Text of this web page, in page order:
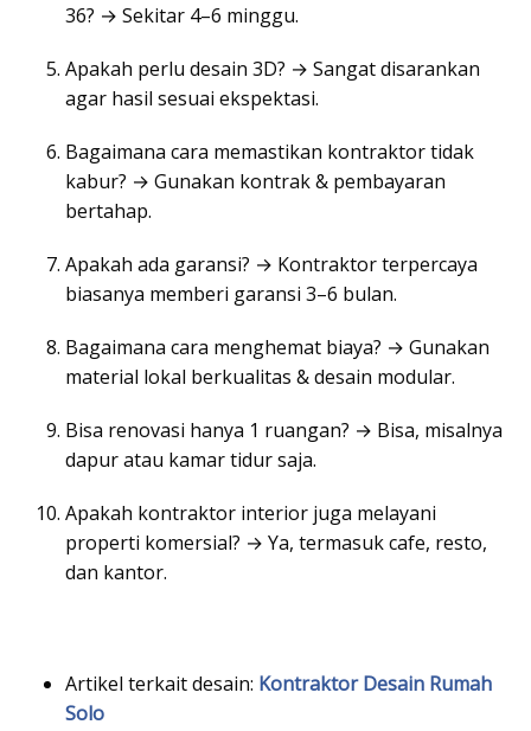
36? → Sekitar 4–6 minggu.
Apakah perlu desain 3D? → Sangat disarankan
agar hasil sesuai ekspektasi.
Bagaimana cara memastikan kontraktor tidak
kabur? → Gunakan kontrak & pembayaran
bertahap.
Apakah ada garansi? → Kontraktor terpercaya
biasanya memberi garansi 3–6 bulan.
Bagaimana cara menghemat biaya? → Gunakan
material lokal berkualitas & desain modular.
Bisa renovasi hanya 1 ruangan? → Bisa, misalnya
dapur atau kamar tidur saja.
Apakah kontraktor interior juga melayani
properti komersial? → Ya, termasuk cafe, resto,
dan kantor.
Artikel terkait desain: Kontraktor Desain Rumah
Solo